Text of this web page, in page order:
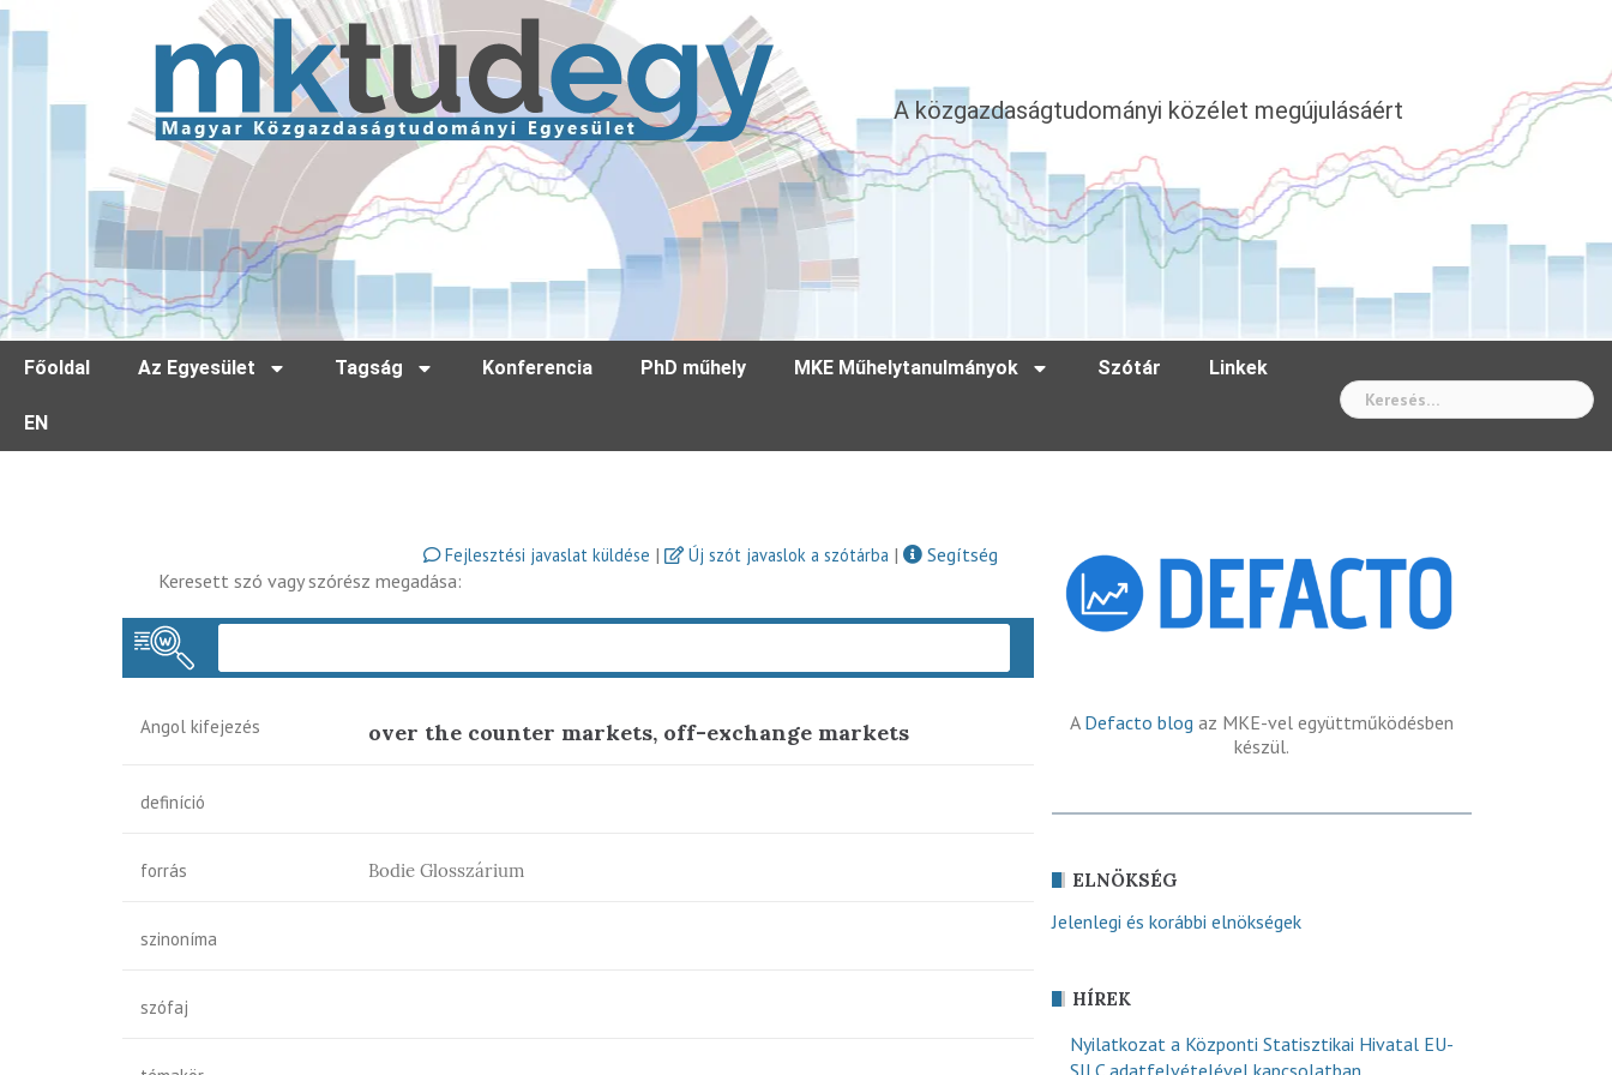
A közgazdaságtudományi közélet megújulásáért
Főoldal Az Egyesület Tagság Konferencia PhD műhely MKE Műhelytanulmányok Szótár Linkek
EN
Fejlesztési javaslat küldése | Új szót javaslok a szótárba |
Segítség
Keresett szó vagy szórész megadása:
Angol kifejezés over the counter markets, off-exchange markets
definíció
forrás Bodie Glosszárium
szinoníma
szófaj
A Defacto blog az MKE-vel együttműködésben
készül.
ELNÖKSÉG
Jelenlegi és korábbi elnökségek
HÍREK
Nyilatkozat a Központi Statisztikai Hivatal EU-
SILC adatfelvételével kapcsolatban